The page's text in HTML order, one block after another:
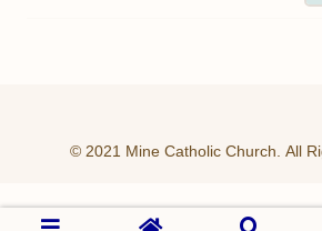
© 2021 Mine Catholic Church. All